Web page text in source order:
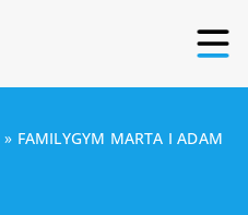
» FAMILYGYM MARTA I ADAM